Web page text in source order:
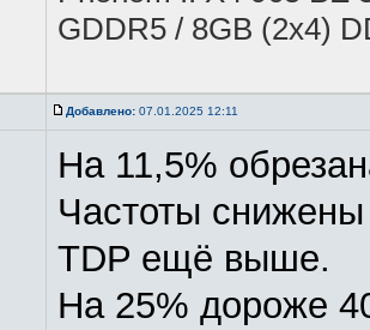
GDDR5 / 8GB (2x4)
Добавлено: 07.01.2025 12:11
На 11,5%
Частоты
TDP ещё выше.
На 25% дороже